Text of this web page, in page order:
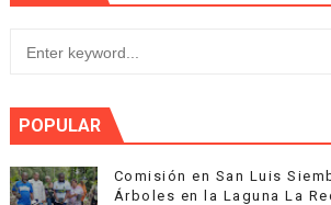
POPULAR
Comisión en San Luis
Árboles en la Laguna La